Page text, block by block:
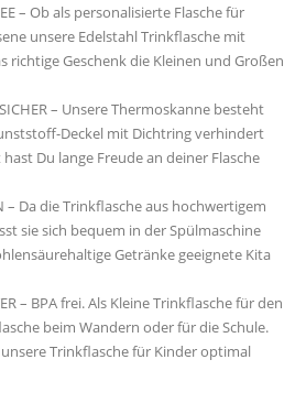
– Ob als personalisierte Flasche für
unsere Edelstahl Trinkflasche mit
richtige Geschenk die Kleinen und Großen
– Unsere Thermoskanne besteht
Deckel mit Dichtring verhindert
Du lange Freude an deiner Flasche
– Da die Trinkflasche aus hochwertigem
sie sich bequem in der Spülmaschine
Getränke geeignete Kita
– BPA frei. Als Kleine Trinkflasche für den
beim Wandern oder für die Schule.
Trinkflasche für Kinder optimal